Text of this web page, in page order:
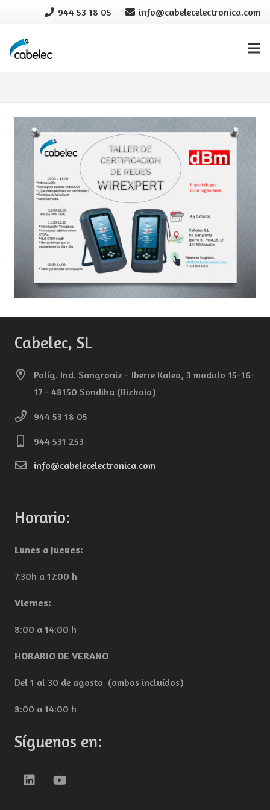
944 53 18 05 info@cabelecelectronica.com
Cabelec, SL
Políg. Ind. Sangroniz - Iberre Kalea, 3 modulo 15-16-
17 - 48150 Sondika (Bizkaia)
944 53 18 05
944 531 253
info@cabelecelectronica.com
Horario:
Lunes a Jueves:
7:30h a 17:00 h
Viernes:
8:00 a 14:00 h
HORARIO DE VERANO
Del 1 al 30 de agosto (ambos incluídos)
8:00 a 14:00 h
Síguenos en: